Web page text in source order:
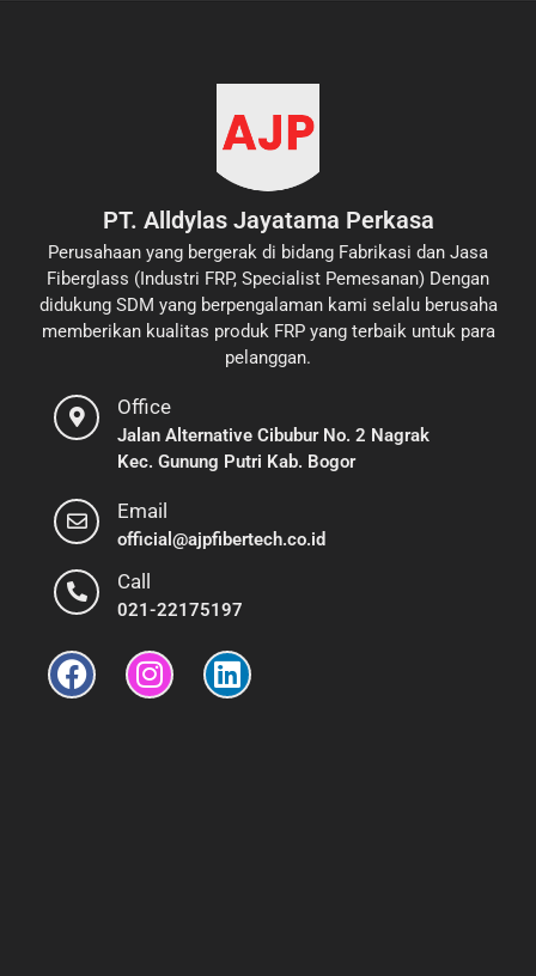
PT. Alldylas Jayatama Perkasa
Perusahaan yang bergerak di bidang Fabrikasi dan Jasa
Fiberglass (Industri FRP, Specialist Pemesanan) Dengan
didukung SDM yang berpengalaman kami selalu berusaha
memberikan kualitas produk FRP yang terbaik untuk para
pelanggan.
Office
Jalan Alternative Cibubur No. 2 Nagrak
Kec. Gunung Putri Kab. Bogor
Email
official@ajpfibertech.co.id
Call
021-22175197